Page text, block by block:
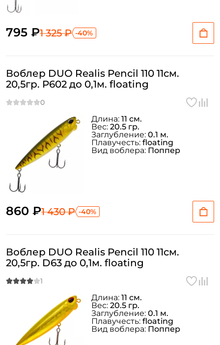
795 ₽1 325 ₽ -40%
Воблер DUO Realis Pencil 110 11см.
20,5гр. P602 до 0,1м. floating
860 ₽1 430 ₽ -40%
Длина: 11 см.
Вес: 20.5 гр.
Заглубление: 0.1 м.
Плавучесть: floating
Вид воблера: Поппер
Воблер DUO Realis Pencil 110 11см.
20,5гр. D63 до 0,1м. floating
Длина: 11 см.
Вес: 20.5 гр.
Заглубление: 0.1 м.
Плавучесть: floating
Вид воблера: Поппер